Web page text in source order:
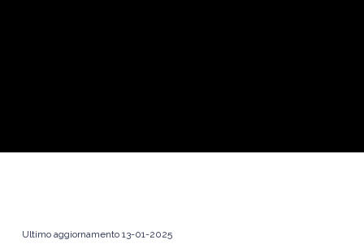
Ultimo aggiornamento 13-01-2025